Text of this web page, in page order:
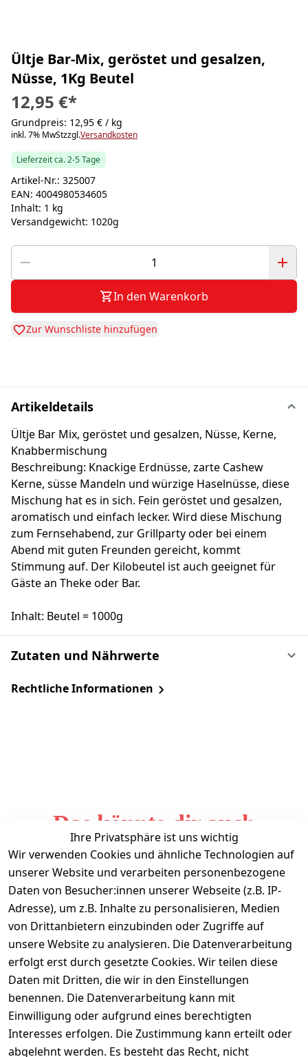
Ültje Bar-Mix, geröstet und gesalzen,
Nüsse, 1Kg Beutel
12,95 €*
Grundpreis: 12,95 € / kg
inkl. 7% MwStzzgl.Versandkosten
Lieferzeit ca. 2-5 Tage
Artikel-Nr.: 325007
EAN: 4004980534605
Inhalt: 1 kg
Versandgewicht: 1020g
In den Warenkorb
Zur Wunschliste hinzufügen
Artikeldetails
Ültje Bar Mix, geröstet und gesalzen, Nüsse, Kerne,
Knabbermischung
Beschreibung: Knackige Erdnüsse, zarte Cashew
Kerne, süsse Mandeln und würzige Haselnüsse, diese
Mischung hat es in sich. Fein geröstet und gesalzen,
aromatisch und einfach lecker. Wird diese Mischung
zum Fernsehabend, zur Grillparty oder bei einem
Abend mit guten Freunden gereicht, kommt
Stimmung auf. Der Kilobeutel ist auch geeignet für
Gäste an Theke oder Bar.
Inhalt: Beutel = 1000g
Zutaten und Nährwerte
Rechtliche Informationen
Das könnte dir auch
gefallen
Ihre Privatsphäre ist uns wichtig
Wir verwenden Cookies und ähnliche Technologien auf
unserer Website und verarbeiten personenbezogene
Daten von Besucher:innen unserer Webseite (z.B. IP-
Adresse), um z.B. Inhalte zu personalisieren, Medien
von Drittanbietern einzubinden oder Zugriffe auf
unsere Website zu analysieren. Die Datenverarbeitung
erfolgt erst durch gesetzte Cookies. Wir teilen diese
Daten mit Dritten, die wir in den Einstellungen
benennen. Die Datenverarbeitung kann mit
Einwilligung oder aufgrund eines berechtigten
Interesses erfolgen. Die Zustimmung kann erteilt oder
abgelehnt werden. Es besteht das Recht, nicht
Informationen
Mein Konto